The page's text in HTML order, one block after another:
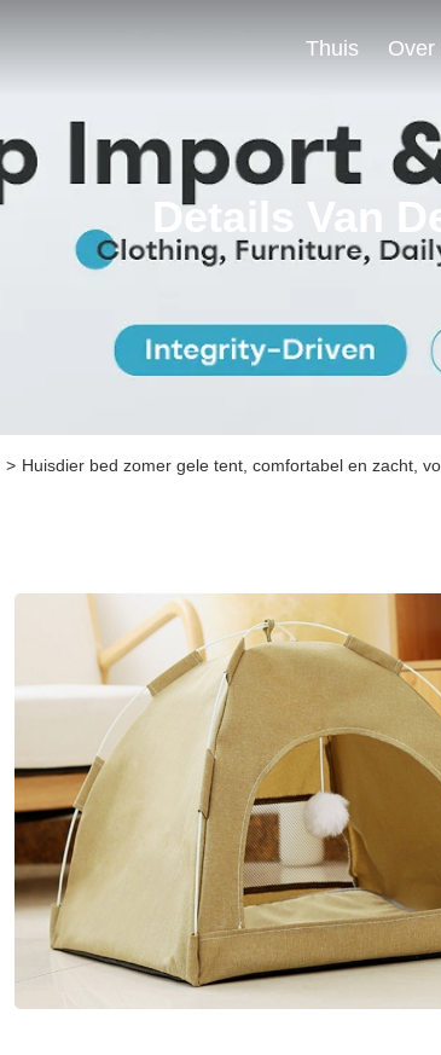
Thuis Over
Details Van
> Huisdier bed zomer gele tent, comfortabel en zacht,